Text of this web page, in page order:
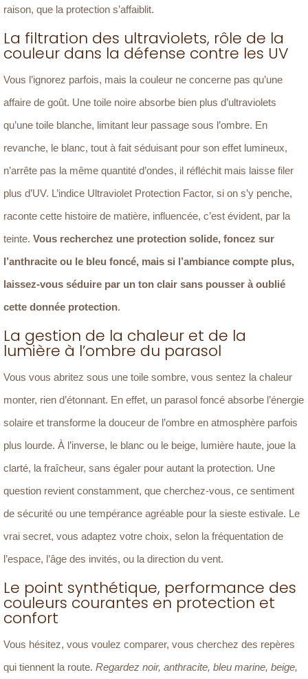
raison, que la protection s’affaiblit.
La filtration des ultraviolets, rôle de la
couleur dans la défense contre les UV
Vous l’ignorez parfois, mais la couleur ne concerne pas qu’une
affaire de goût. Une toile noire absorbe bien plus d’ultraviolets
qu’une toile blanche, limitant leur passage sous l’ombre. En
revanche, le blanc, tout à fait séduisant pour son effet lumineux,
n’arrête pas la même quantité d’ondes, il réfléchit mais laisse filer
plus d’UV. L’indice Ultraviolet Protection Factor, si on s’y penche,
raconte cette histoire de matière, influencée, c’est évident, par la
teinte. Vous recherchez une protection solide, foncez sur
l’anthracite ou le bleu foncé, mais si l’ambiance compte plus,
laissez-vous séduire par un ton clair sans pousser à oublié
cette donnée protection.
La gestion de la chaleur et de la
lumière à l’ombre du parasol
Vous vous abritez sous une toile sombre, vous sentez la chaleur
monter, rien d’étonnant. En effet, un parasol foncé absorbe l’énergie
solaire et transforme la douceur de l’ombre en atmosphère parfois
plus lourde. À l’inverse, le blanc ou le beige, lumière haute, joue la
clarté, la fraîcheur, sans égaler pour autant la protection. Une
question revient constamment, que cherchez-vous, ce sentiment
de sécurité ou une tempérance agréable pour la sieste estivale. Le
vrai secret, vous adaptez votre choix, selon la fréquentation de
l’espace, l’âge des invités, ou la direction du vent.
Le point synthétique, performance des
couleurs courantes en protection et
confort
Vous hésitez, vous voulez comparer, vous cherchez des repères
qui tiennent la route. Regardez noir, anthracite, bleu marine, beige,